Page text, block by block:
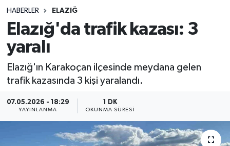
HABERLER ELAZIĞ
Elazığ'da trafik kazası: 3
yaralı
Elazığ'ın Karakoçan ilçesinde meydana gelen
trafik kazasında 3 kişi yaralandı.
07.05.2026 - 18:29
YAYINLANMA
1 DK
OKUNMA SÜRESI
Spor
Teknoloji